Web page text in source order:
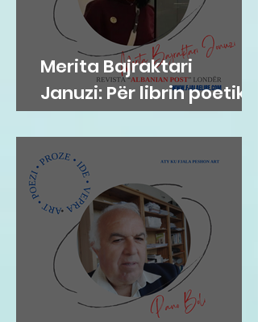
Merita Bajraktari
Januzi: Për librin poetik
”Teh nate” të Hazir
Mehmetit